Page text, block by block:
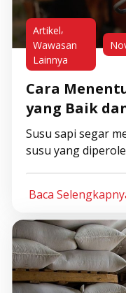
Artikel,
Wawasan
Lainnya
Cara
yang Baik
Susu sapi segar
susu yang
Baca